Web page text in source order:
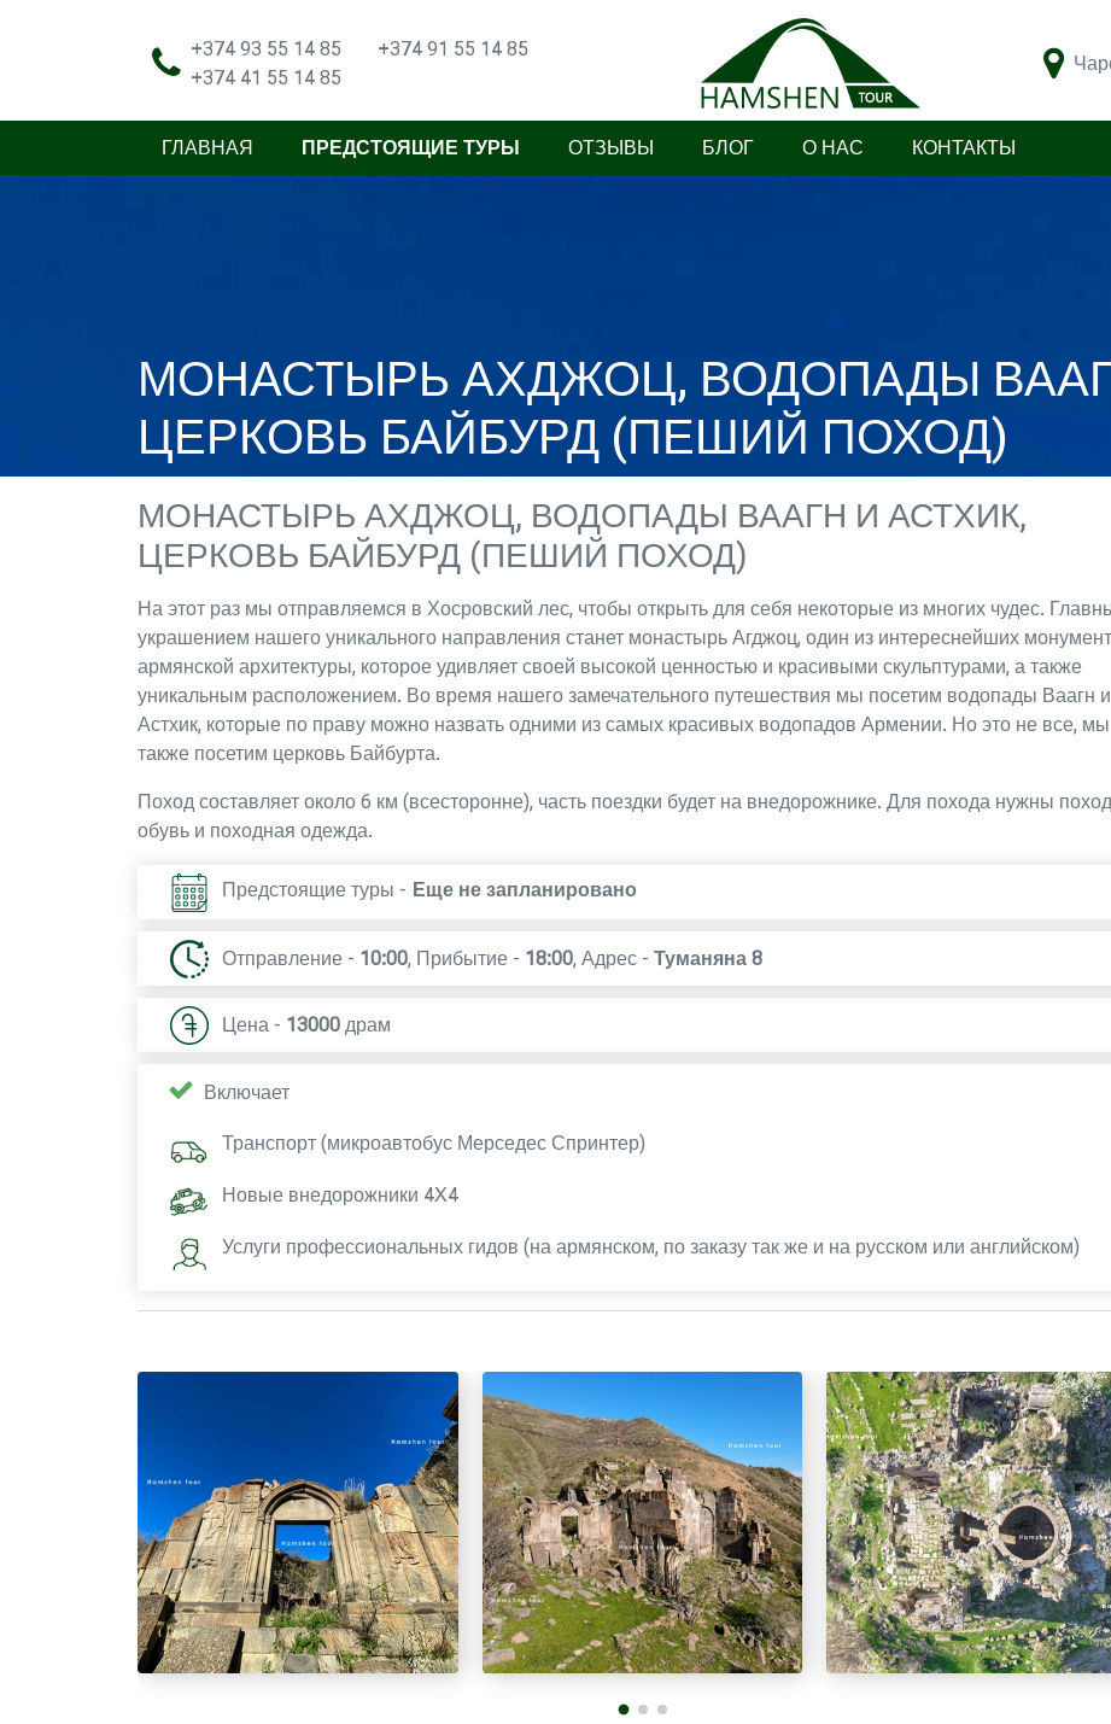
+374 93 55 14 85
+374 91 55 14 85
+374 41 55 14 85
ГЛАВНАЯ ПРЕДСТОЯЩИЕ ТУРЫ ОТЗЫВЫ БЛОГ О НАС КОНТАКТЫ
МОНАСТЫРЬ АХДЖОЦ, ВОДОПАДЫ
ЦЕРКОВЬ БАЙБУРД (ПЕШИЙ ПОХОД)
МОНАСТЫРЬ АХДЖОЦ, ВОДОПАДЫ ВААГН И АСТХИК,
ЦЕРКОВЬ БАЙБУРД (ПЕШИЙ ПОХОД)
На этот раз мы отправляемся в Хосровский лес, чтобы открыть для себя некоторые из многих чудес.
украшением нашего уникального направления станет монастырь Агджоц, один из интереснейших
армянской архитектуры, которое удивляет своей высокой ценностью и красивыми скульптурами, а также
уникальным расположением. Во время нашего замечательного путешествия мы посетим водопады Ваагн и
Астхик, которые по праву можно назвать одними из самых красивых водопадов Армении. Но это не все, мы
также посетим церковь Байбурта.
Поход составляет около 6 км (всесторонне), часть поездки будет на внедорожнике. Для похода нужны
обувь и походная одежда.
Предстоящие туры - Еще не запланировано
Отправление - 10:00 Прибытие - 18:00 Адрес - Туманяна 8
Цена - 13000 драм
Включает
Транспорт (микроавтобус Мерседес Спринтер)
Новые внедорожники 4X4
Услуги профессиональных гидов (на армянском, по заказу так же и на русском или английском)